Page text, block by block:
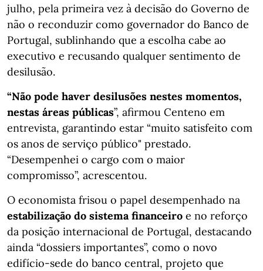
julho, pela primeira vez à decisão do Governo de
não o reconduzir como governador do Banco de
Portugal, sublinhando que a escolha cabe ao
executivo e recusando qualquer sentimento de
desilusão.
“Não pode haver desilusões nestes momentos,
nestas áreas públicas”, afirmou Centeno em
entrevista, garantindo estar “muito satisfeito com
os anos de serviço público" prestado.
“Desempenhei o cargo com o maior
compromisso”, acrescentou.
O economista frisou o papel desempenhado na
estabilização do sistema financeiro e no reforço
da posição internacional de Portugal, destacando
ainda “dossiers importantes”, como o novo
edifício-sede do banco central, projeto que